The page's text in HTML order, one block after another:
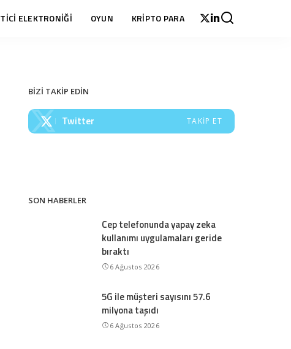
ELEKTRONİĞİ OYUN KRİPTO PARA
BİZİ TAKİP EDİN
Twitter TAKIP ET
SON HABERLER
Cep telefonunda yapay zeka
kullanımı uygulamaları geride
bıraktı
6 Ağustos 2026
5G ile müşteri sayısını 57.6
milyona taşıdı
6 Ağustos 2026